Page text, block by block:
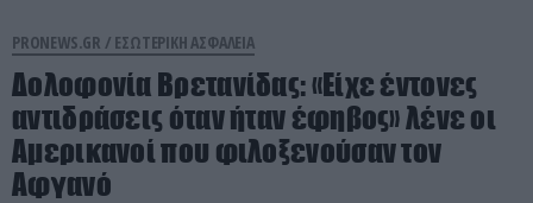
PRONEWS.GR / ΕΣΩΤΕΡΙΚΗ ΑΣΦΑΛΕΙΑ
Δολοφονία Βρετανίδας: «Είχε έντονες
αντιδράσεις όταν ήταν έφηβος» λένε οι
Αμερικανοί που φιλοξενούσαν τον
Αφγανό